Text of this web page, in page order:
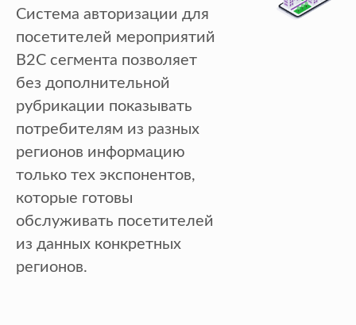
Система авторизации для
посетителей мероприятий
B2C сегмента позволяет
без дополнительной
рубрикации показывать
потребителям из разных
регионов информацию
только тех экспонентов,
которые готовы
обслуживать посетителей
из данных конкретных
регионов.